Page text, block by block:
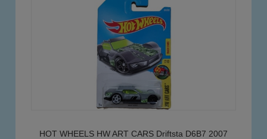
HOT WHEELS HW ART CARS Driftsta D6B7 2007